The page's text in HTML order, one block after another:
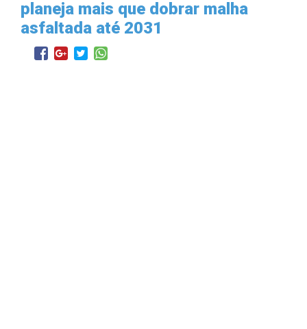
planeja mais que dobrar malha
asfaltada até 2031